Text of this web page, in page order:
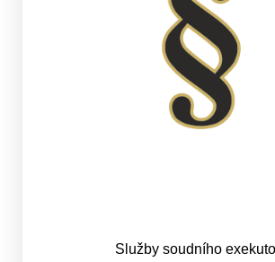
Služby soudního